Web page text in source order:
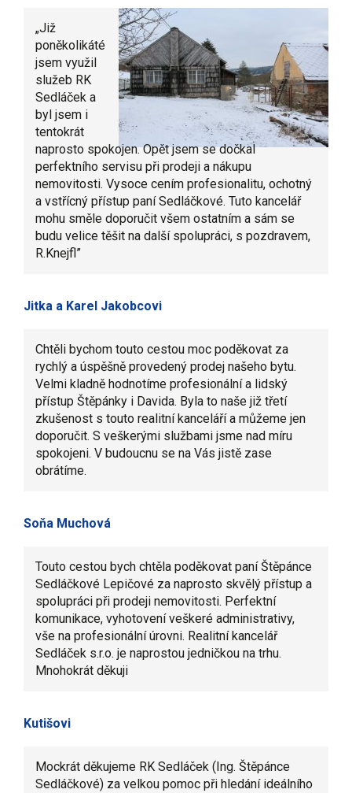
„Již
poněkolikáté
jsem využil
služeb RK
Sedláček a
byl jsem i
tentokrát
naprosto spokojen. Opět jsem se dočkal
perfektního servisu při prodeji a nákupu
nemovitosti. Vysoce cením profesionalitu, ochotný
a vstřícný přístup paní Sedláčkové. Tuto kancelář
mohu směle doporučit všem ostatním a sám se
budu velice těšit na další spolupráci, s pozdravem,
R.Knejfl”
Jitka a Karel Jakobcovi
Chtěli bychom touto cestou moc poděkovat za
rychlý a úspěšně provedený prodej našeho bytu.
Velmi kladně hodnotíme profesionální a lidský
přístup Štěpánky i Davida. Byla to naše již třetí
zkušenost s touto realitní kanceláří a můžeme jen
doporučit. S veškerými službami jsme nad míru
spokojeni. V budoucnu se na Vás jistě zase
obrátíme.
Soňa Muchová
Touto cestou bych chtěla poděkovat paní Štěpánce
Sedláčkové Lepičové za naprosto skvělý přístup a
spolupráci při prodeji nemovitosti. Perfektní
komunikace, vyhotovení veškeré administrativy,
vše na profesionální úrovni. Realitní kancelář
Sedláček s.r.o. je naprostou jedničkou na trhu.
Mnohokrát děkuji
Kutišovi
Mockrát děkujeme RK Sedláček (Ing. Štěpánce
Sedláčkové) za velkou pomoc při hledání ideálního